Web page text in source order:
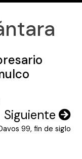
Siguiente
99, fin de siglo